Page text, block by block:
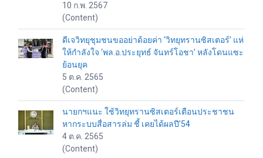
10 ก.พ. 2567
(Content)
ดีเจวิทยุชุมชนขออย่าด้อยค่า ‘วิทยุทรานซิสเตอร์’ แห่
ให้กำลังใจ ‘พล.อ.ประยุทธ์ จันทร์โอชา’ หลังโดนแซะ
ย้อนยุค
5 ต.ค. 2565
(Content)
นายกฯแนะ ใช้วิทยุทรานซิสเตอร์เตือนประชาชน
หากระบบสื่อสารล่ม ชี้ เคยได้ผลปี’54
4 ต.ค. 2565
(Content)